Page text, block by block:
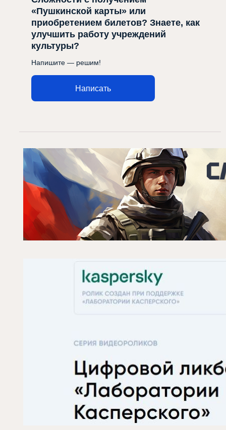
«Пушкинской карты» или
приобретением билетов? Знаете, как
улучшить работу учреждений
культуры?
Напишите — решим!
Написать